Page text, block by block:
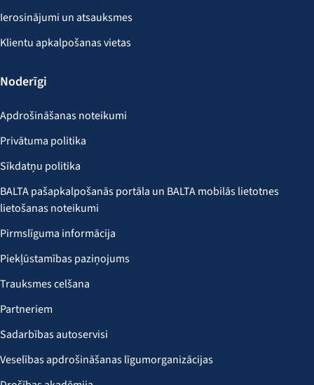
Ierosinājumi un atsauksmes
Klientu apkalpošanas vietas
Noderīgi
Apdrošināšanas noteikumi
Privātuma politika
Sīkdatņu politika
BALTA pašapkalpošanās portāla un BALTA mobilās lietotnes
lietošanas noteikumi
Pirmslīguma informācija
Piekļūstamības paziņojums
Trauksmes celšana
Partneriem
Sadarbības autoservisi
Veselības apdrošināšanas līgumorganizācijas